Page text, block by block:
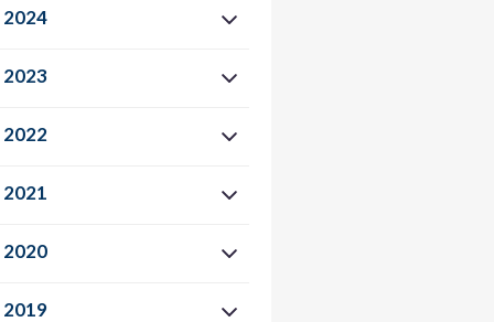
2024
2023
2022
2021
2020
2019